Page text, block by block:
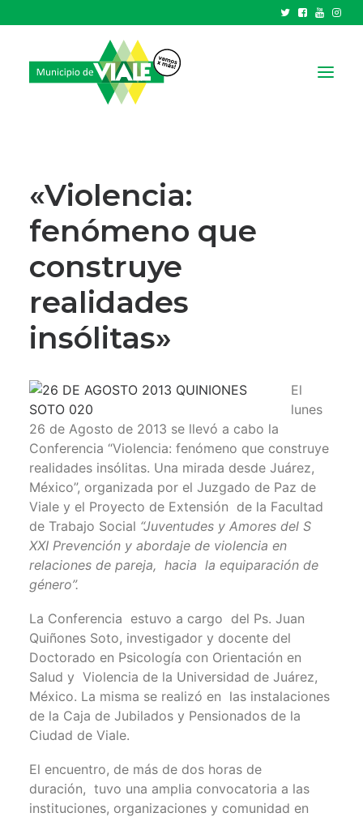
GOBIERNO
TRÁMITES Y SERVICIOS
CIUDAD
PARQUE INDUSTRIAL
RECAUDACIONES
«Violencia:
fenómeno que
construye
realidades
insólitas»
El
lunes
26 de Agosto de 2013 se llevó a cabo la
Conferencia “Violencia: fenómeno que construye
realidades insólitas. Una mirada desde Juárez,
México”, organizada por el Juzgado de Paz de
Viale y el Proyecto de Extensión de la Facultad
de Trabajo Social “Juventudes y Amores del S
XXI Prevención y abordaje de violencia en
relaciones de pareja, hacia la equiparación de
género”.
La Conferencia estuvo a cargo del Ps. Juan
Quiñones Soto, investigador y docente del
Doctorado en Psicología con Orientación en
Salud y Violencia de la Universidad de Juárez,
México. La misma se realizó en las instalaciones
de la Caja de Jubilados y Pensionados de la
Ciudad de Viale.
El encuentro, de más de dos horas de
duración, tuvo una amplia convocatoria a las
instituciones, organizaciones y comunidad en